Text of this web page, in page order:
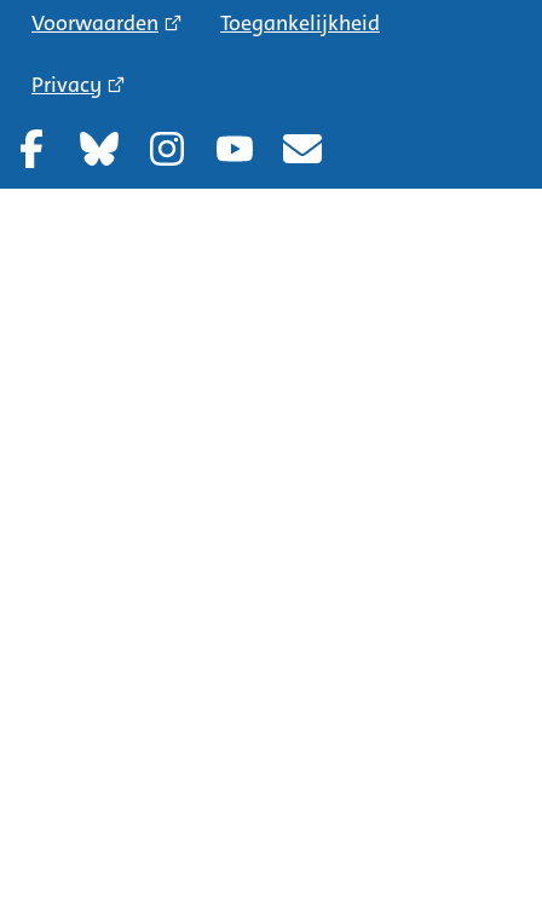
Voorwaarden Toegankelijkheid
Privacy